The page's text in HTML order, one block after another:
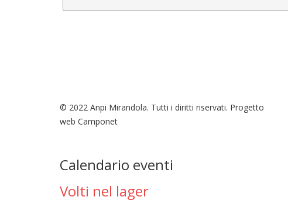
© 2022 Anpi Mirandola. Tutti i diritti riservati. Progetto
web Camponet
Calendario eventi
Volti nel lager